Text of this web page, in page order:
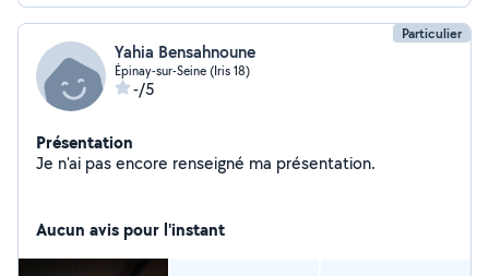
Particulier
Yahia Bensahnoune
Épinay-sur-Seine (Iris 18)
-/5
Présentation
Je n'ai pas encore renseigné ma présentation.
Aucun avis pour l'instant